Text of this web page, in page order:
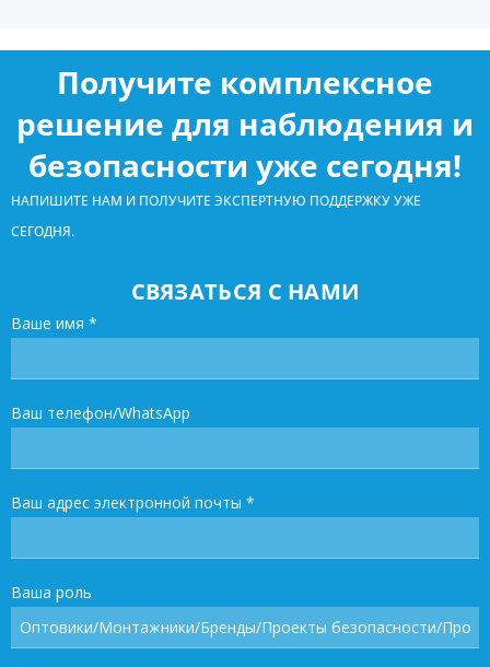
Получите комплексное
решение для наблюдения и
безопасности уже сегодня!
НАПИШИТЕ НАМ И ПОЛУЧИТЕ ЭКСПЕРТНУЮ ПОДДЕРЖКУ УЖЕ
СЕГОДНЯ.
СВЯЗАТЬСЯ С НАМИ
Ваше имя *
Ваш телефон/WhatsApp
Ваш адрес электронной почты *
Ваша роль